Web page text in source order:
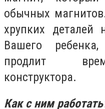
обычных
хрупких деталей
Вашего
продлит
конструктора.
Как с ним